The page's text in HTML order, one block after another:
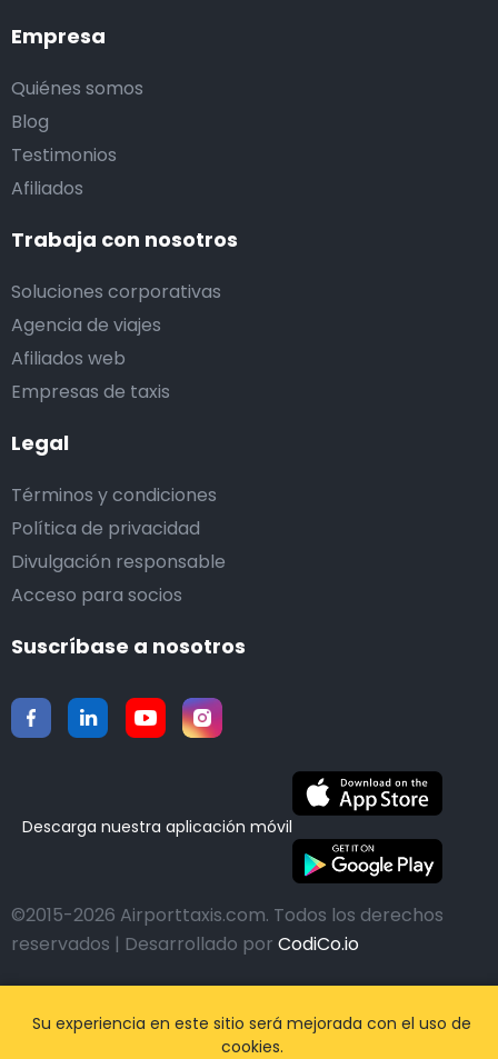
Empresa
Quiénes somos
Blog
Testimonios
Afiliados
Trabaja con nosotros
Soluciones corporativas
Agencia de viajes
Afiliados web
Empresas de taxis
Legal
Términos y condiciones
Política de privacidad
Divulgación responsable
Acceso para socios
Suscríbase a nosotros
Descarga nuestra aplicación móvil
©2015-2026 Airporttaxis.com. Todos los derechos
reservados | Desarrollado por CodiCo.io
Su experiencia en este sitio será mejorada con el uso de
cookies.